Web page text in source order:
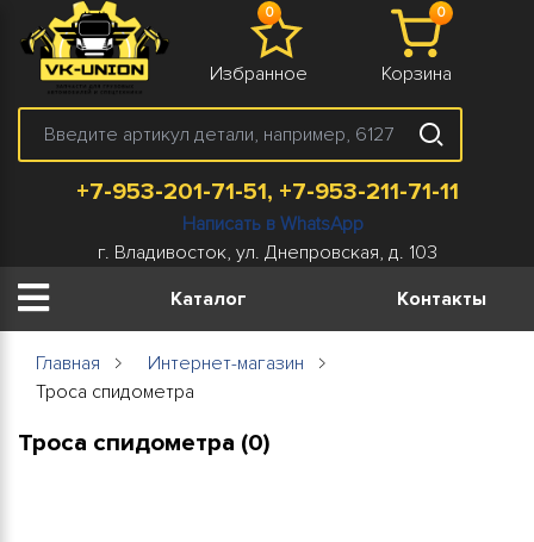
0
Избранное
0
Корзина
+7-953-201-71-51, +7-953-211-71-11
Написать в WhatsApp
г. Владивосток, ул. Днепровская, д. 103
Каталог
Контакты
Главная
Интернет-магазин
Троса спидометра
Троса спидометра (0)